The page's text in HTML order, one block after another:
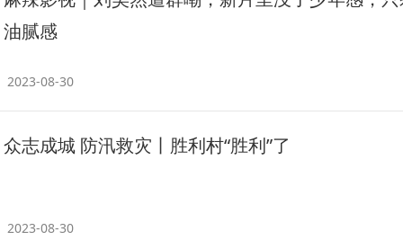
油腻感
2023-08-30
众志成城 防汛救灾丨胜利村“胜利”了
2023-08-30